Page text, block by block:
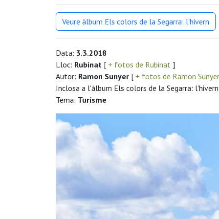
Veure àlbum Els colors de la Segarra: l'hivern
Data: 3.3.2018
Lloc: Rubinat [ + fotos de Rubinat ]
Autor: Ramon Sunyer [ + fotos de Ramon
Inclosa a l'àlbum Els colors de la Segarra: l'hivern
Tema: Turisme